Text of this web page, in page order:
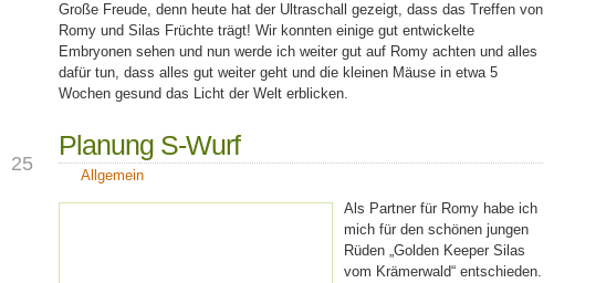
Große Freude, denn heute hat der Ultraschall gezeigt, dass das Treffen von
Romy und Silas Früchte trägt! Wir konnten einige gut entwickelte
Embryonen sehen und nun werde ich weiter gut auf Romy achten und alles
dafür tun, dass alles gut weiter geht und die kleinen Mäuse in etwa 5
Wochen gesund das Licht der Welt erblicken.
25
Planung S-Wurf
Allgemein
Als Partner für Romy habe ich
mich für den schönen jungen
Rüden „Golden Keeper Silas
vom Krämerwald“ entschieden.